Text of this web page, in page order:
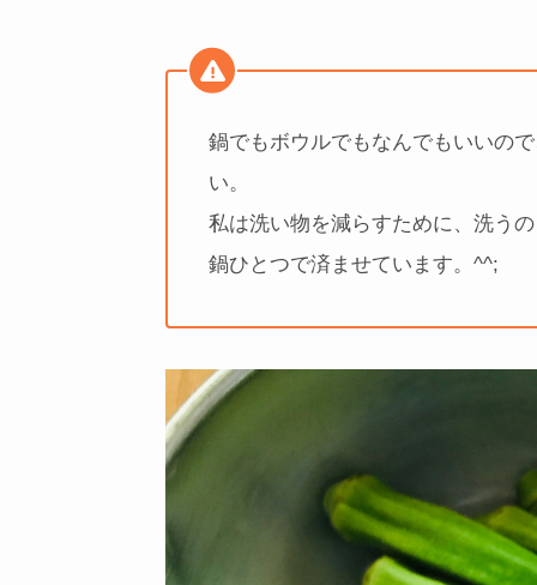
鍋でもボウルでもなんでもいいの
い。
私は洗い物を減らすために、洗う
鍋ひとつで済ませています。^^;